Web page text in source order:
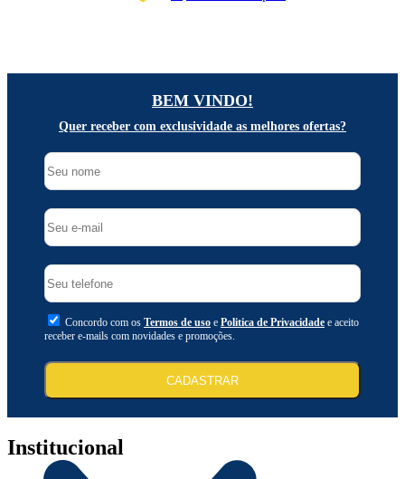
BEM VINDO!
Quer receber com exclusividade as melhores ofertas?
Concordo com os Termos de uso e Politica de Privacidade e aceito
receber e-mails com novidades e promoções.
CADASTRAR
Institucional